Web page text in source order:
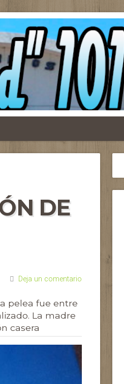
DE
Deja un comentario
pelea fue entre
La madre
casera